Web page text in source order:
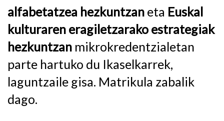
alfabetatzea hezkuntzan eta Euskal
kulturaren eragiletzarako estrategiak
hezkuntzan mikrokredentzialetan
parte hartuko du Ikaselkarrek,
laguntzaile gisa. Matrikula zabalik
dago.